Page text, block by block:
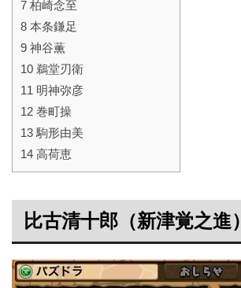
7 柏崎念至
8 本条鎌足
9 神谷薫
10 鵜堂刃衛
11 明神弥彦
12 巻町操
13 駒形由美
14 高荷恵
比古清十郎（新津覚之進）